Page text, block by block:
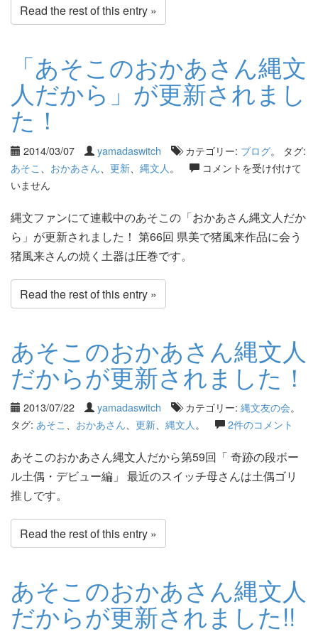
Read the rest of this entry »
「あそこのおかあさん縄文
人だから」が更新されまし
た！
2014/03/07 yamadaswitch カテゴリー: ブログ。 タグ:
あそこ
おかあさん 更新 縄文人 。
コメントを受け付けて
いません
縄文ファンにて連載中のあそこの「おかあさん縄文人だか
ら」が更新されました！ 第66回 県美で猪風来作品に会う
猪風来さんの焼く土器は圧巻です。
Read the rest of this entry »
あそこのおかあさん縄文人
だからが更新されました！
2013/07/22 yamadaswitch カテゴリー: 縄文友の会。
タグ: あそこ おかあさん 更新 縄文人 。 2件のコメント
あそこのおかあさん縄文人だから第59回「 奇跡の段ボー
ル土偶・デビュー編」 最近のスイッチ母さんは土偶ゴリ
推しです。
Read the rest of this entry »
あそこのおかあさん縄文人
だからが更新されました!!